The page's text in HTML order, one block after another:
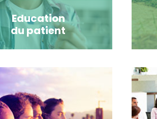
Education
du patient